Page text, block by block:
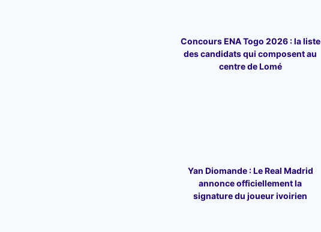
Concours ENA Togo 2026 : la liste
des candidats qui composent au
centre de Lomé
Yan Diomande : Le Real Madrid
annonce officiellement la
signature du joueur ivoirien